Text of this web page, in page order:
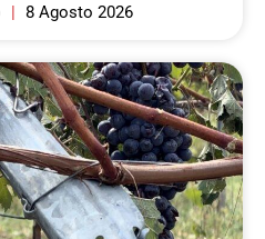
8 Agosto 2026